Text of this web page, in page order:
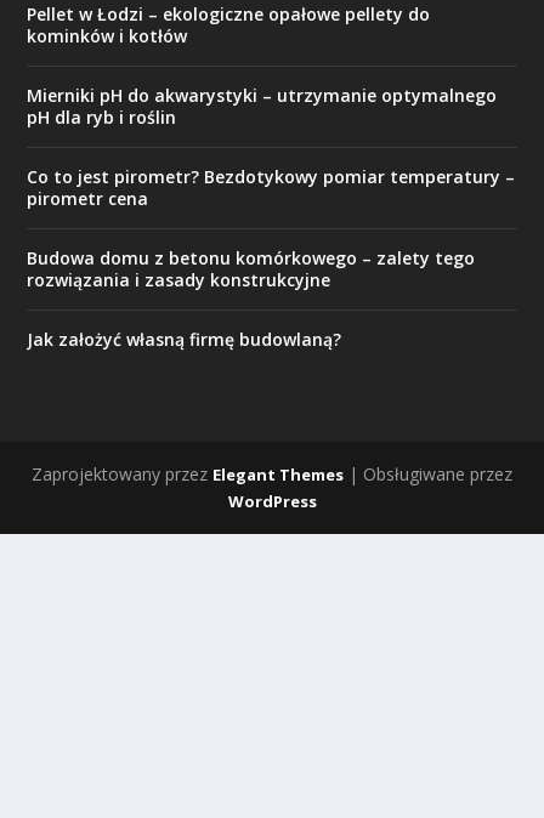
Pellet w Łodzi – ekologiczne opałowe pellety do
kominków i kotłów
Mierniki pH do akwarystyki – utrzymanie optymalnego
pH dla ryb i roślin
Co to jest pirometr? Bezdotykowy pomiar temperatury –
pirometr cena
Budowa domu z betonu komórkowego – zalety tego
rozwiązania i zasady konstrukcyjne
Jak założyć własną firmę budowlaną?
Zaprojektowany przez Elegant Themes | Obsługiwane przez
WordPress